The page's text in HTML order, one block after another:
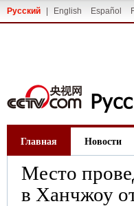
Русский English Español
Главная Новости
Место
в Ханчжоу